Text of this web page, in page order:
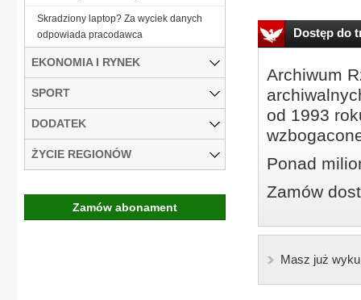
Dostęp do
Archiwum
od 1993
Ponad
Zamów
Masz już
Skradziony laptop? Za wyciek danych
odpowiada pracodawca
EKONOMIA I RYNEK
SPORT
DODATEK
ŻYCIE REGIONÓW
Zamów abonament